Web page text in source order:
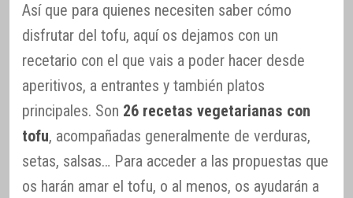
Así que para quienes necesiten saber cómo
disfrutar del tofu, aquí os dejamos con un
recetario con el que vais a poder hacer desde
aperitivos, a entrantes y también platos
principales. Son 26 recetas vegetarianas con
tofu, acompañadas generalmente de verduras,
setas, salsas… Para acceder a las propuestas que
os harán amar el tofu, o al menos, os ayudarán a